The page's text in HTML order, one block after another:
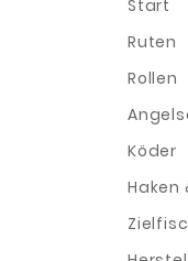
Start
Ruten
Rollen
Köder
Haken